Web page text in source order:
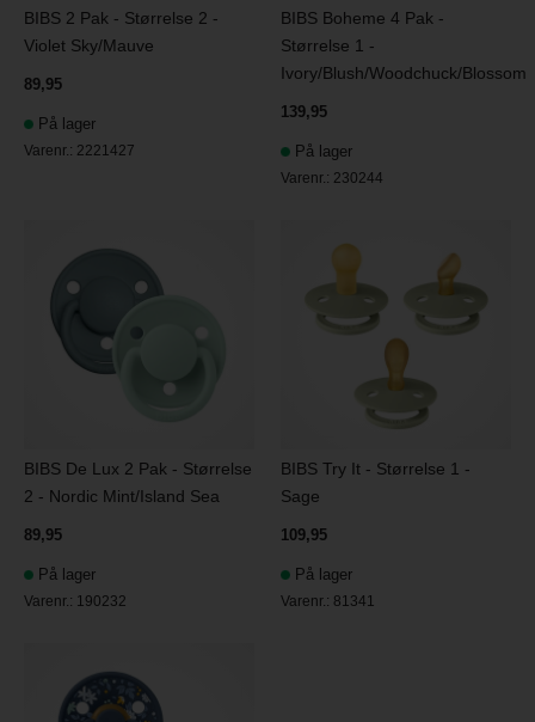
BIBS 2 Pak - Størrelse 2 -
Violet Sky/Mauve
89,95
På lager
Varenr.: 2221427
BIBS Boheme 4 Pak -
Størrelse 1 -
Ivory/Blush/Woodchuck/Blossom
139,95
På lager
Varenr.: 230244
BIBS De Lux 2 Pak - Størrelse
2 - Nordic Mint/Island Sea
89,95
På lager
Varenr.: 190232
BIBS Try It - Størrelse 1 -
Sage
109,95
På lager
Varenr.: 81341